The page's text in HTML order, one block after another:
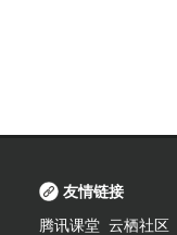
友情链接
腾讯课堂 云栖社区